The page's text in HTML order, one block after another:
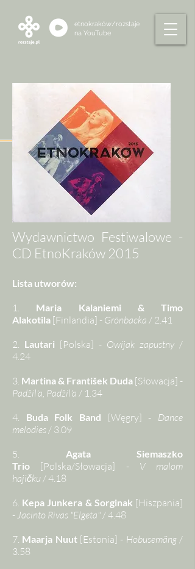
etnokraków/rozstaje
na YouTube
Wydawnictwo Festiwalowe -
CD EtnoKraków 2015
Lista utworów:
1. Maria Kalaniemi & Timo
Alakotila [Finlandia] - Grönbacka / 2.41
2. Lautari [Polska] - Owijak zapustny /
4.24
3. Martina & František Duda [Słowacja] -
Padžil'a, Padžil'a / 1.34
4. Buda Folk Band [Węgry] - Dance
melodies/ 3.09
5.
Agata Siemaszko
Trio [Polska/Słowacja] - V malom
hajičku/ 4.18
6. Kepa Junkera & Sorginak [Hiszpania]
-Jacinto Rivas "Elgeta"/ 4.48
7. Maarja Nuut [Estonia] - Hobusemäng/
3.58